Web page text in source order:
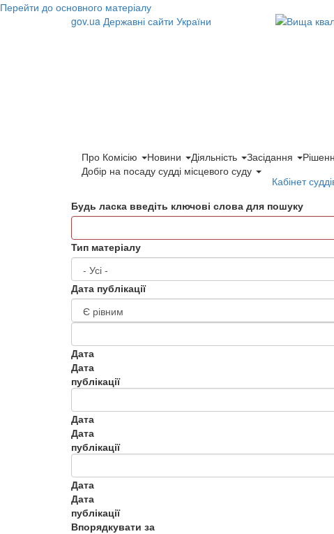
Перейти до основного матеріалу
gov.ua Державні сайти України
Про Комісію
Новини Діяльність Засідання
Добір на посаду судді місцевого суду
Кабінет
Будь ласка введіть ключові слова для пошуку
Тип матеріалу
Дата публікації
Дата
Дата
публікації
Дата
Дата
публікації
Дата
Дата
публікації
Впорядкувати за